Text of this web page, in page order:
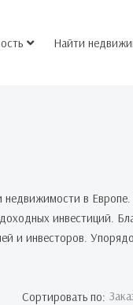
Найти
недвижимости в
инвестиций.
и инвесторов.
Сортировать по: